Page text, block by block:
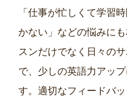
「仕事が忙しくて学習
かない」などの悩みに
スンだけでなく日々の
で、少しの英語力アッ
す。適切なフィードバ